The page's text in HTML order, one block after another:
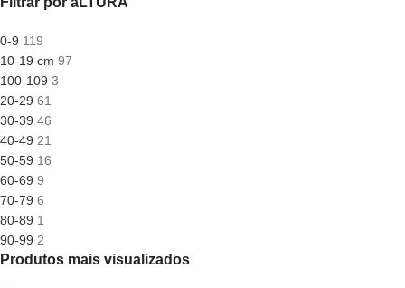
0-9 119
10-19 cm 97
100-109 3
20-29 61
30-39 46
40-49 21
50-59 16
60-69 9
70-79 6
80-89 1
90-99 2
Produtos mais visualizados